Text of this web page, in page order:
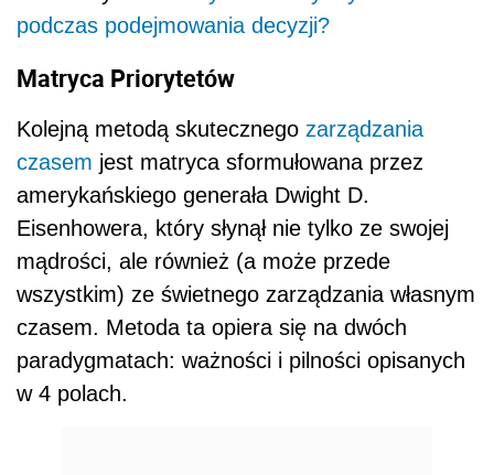
podczas podejmowania decyzji?
Matryca Priorytetów
Kolejną metodą skutecznego zarządzania
czasem jest matryca sformułowana przez
amerykańskiego generała Dwight D.
Eisenhowera, który słynął nie tylko ze swojej
mądrości, ale również (a może przede
wszystkim) ze świetnego zarządzania własnym
czasem. Metoda ta opiera się na dwóch
paradygmatach: ważności i pilności opisanych
w 4 polach.